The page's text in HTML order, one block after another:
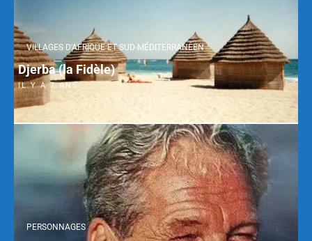
VILLAGES D'AFRIQUE ET SUD MÉDITERRANÉEN
Djerba (la Fidèle)
IL Y A 7 ANS
PERSONNAGES